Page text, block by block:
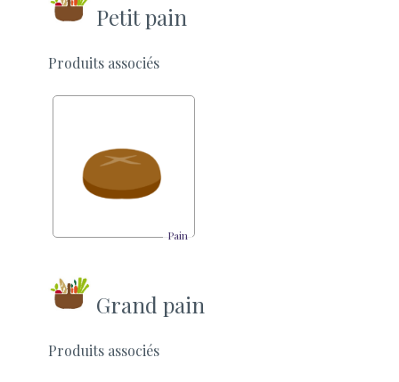
Petit pain
Produits associés
Pain
Grand pain
Produits associés